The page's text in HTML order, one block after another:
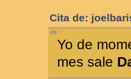
Cita de:
Yo de
mes sale